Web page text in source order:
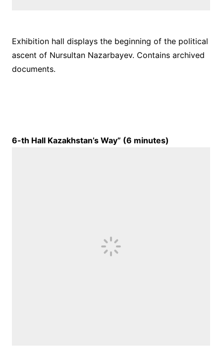
Exhibition hall displays the beginning of the political
ascent of Nursultan Nazarbayev. Contains archived
documents.
6-th Hall Kazakhstan’s Way” (6 minutes)